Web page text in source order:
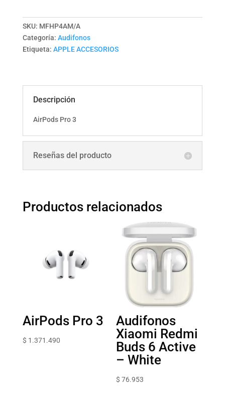
SKU: MFHP4AM/A
Categoría: Audifonos
Etiqueta: APPLE ACCESORIOS
Descripción
AirPods Pro 3
Reseñas del producto
Productos relacionados
AirPods Pro 3
$ 1.371.490
Audifonos
Xiaomi Redmi
Buds 6 Active
– White
$ 76.953